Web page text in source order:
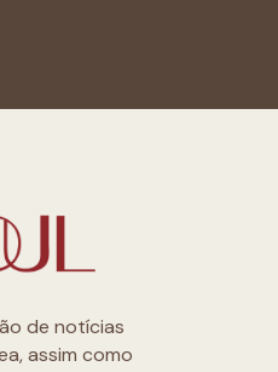
de notícias
assim como